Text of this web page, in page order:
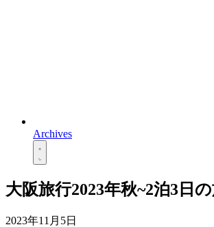
Archives
大阪旅行2023年秋~2泊3日
2023年11月5日